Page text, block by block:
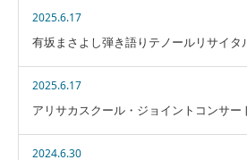
2025.6.17
有坂まさよし弾き語りテノールリサイタ
2025.6.17
アリサカスクール・ジョイントコンサー
2024.6.30